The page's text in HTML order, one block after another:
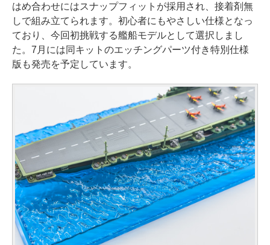
はめ合わせにはスナップフィットが採用され、接着剤無
しで組み立てられます。初心者にもやさしい仕様となっ
ており、今回初挑戦する艦船モデルとして選択しまし
た。7月には同キットのエッチングパーツ付き特別仕様
版も発売を予定しています。